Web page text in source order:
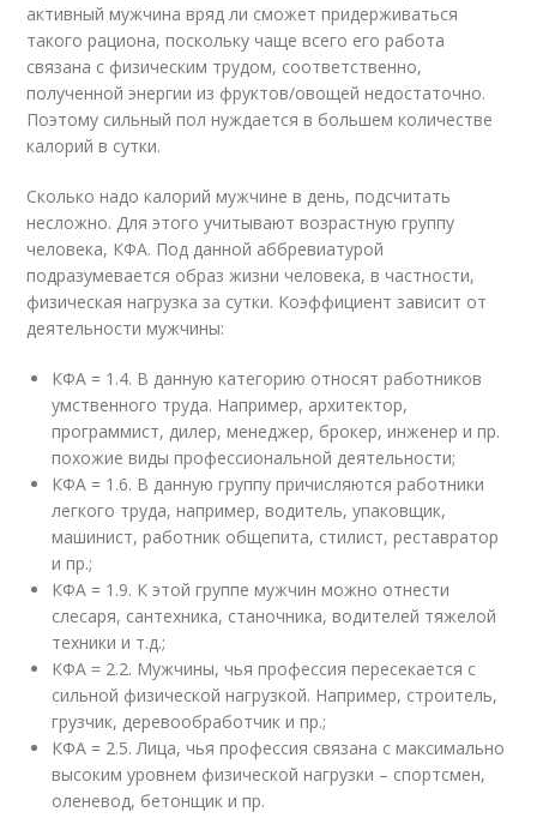
активный мужчина вряд ли сможет придерживаться
такого рациона, поскольку чаще всего его работа
связана с физическим трудом, соответственно,
полученной энергии из фруктов/овощей недостаточно.
Поэтому сильный пол нуждается в большем количестве
калорий в сутки.
Сколько надо калорий мужчине в день, подсчитать
несложно. Для этого учитывают возрастную группу
человека, КФА. Под данной аббревиатурой
подразумевается образ жизни человека, в частности,
физическая нагрузка за сутки. Коэффициент зависит от
деятельности мужчины:
КФА = 1.4. В данную категорию относят работников
умственного труда. Например, архитектор,
программист, дилер, менеджер, брокер, инженер и пр.
похожие виды профессиональной деятельности;
КФА = 1.6. В данную группу причисляются работники
легкого труда, например, водитель, упаковщик,
машинист, работник общепита, стилист, реставратор
и пр.;
КФА = 1.9. К этой группе мужчин можно отнести
слесаря, сантехника, станочника, водителей тяжелой
техники и т.д.;
КФА = 2.2. Мужчины, чья профессия пересекается с
сильной физической нагрузкой. Например, строитель,
грузчик, деревообработчик и пр.;
КФА = 2.5. Лица, чья профессия связана с максимально
высоким уровнем физической нагрузки – спортсмен,
оленевод, бетонщик и пр.